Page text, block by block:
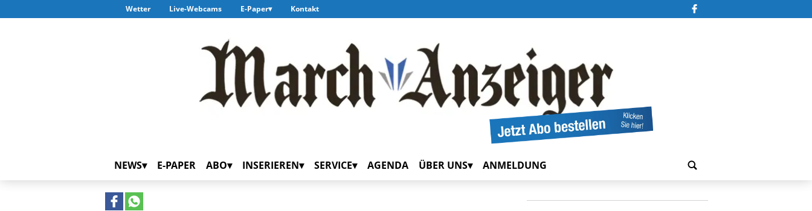
Wetter Live-Webcams E-Paper Kontakt
NEWS E-PAPER ABO INSERIEREN SERVICE AGENDA ÜBER UNS ANMELDUNG